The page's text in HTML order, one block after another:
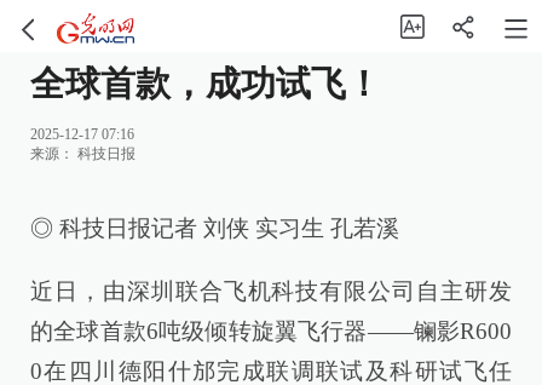
全球首款，成功试飞！
2025-12-17 07:16
来源： 科技日报
◎ 科技日报记者 刘侠 实习生 孔若溪
近日，由深圳联合飞机科技有限公司自主研发
的全球首款6吨级倾转旋翼飞行器——镧影R600
0在四川德阳什邡完成联调联试及科研试飞任